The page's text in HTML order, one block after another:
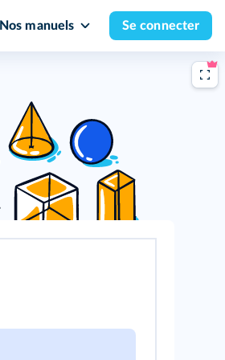
Nos manuels Se connecter